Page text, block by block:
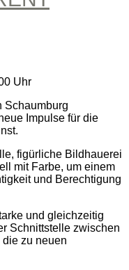
Uhr
Schaumburg
Impulse für die
figürliche Bildhauerei
mit Farbe, um einem
und Berechtigung
und gleichzeitig
Schnittstelle zwischen
zu neuen